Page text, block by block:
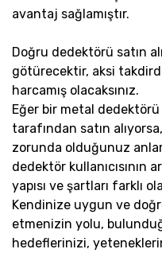
avantaj sağlamıştır.
Doğru dedektörü satın
götürecektir, aksi
harcamış olacaksınız.
Eğer bir metal
tarafından satın
zorunda olduğunuz
dedektör kullanıcısının
yapısı ve şartları farklı
Kendinize uygun ve
etmenizin yolu,
hedeflerinizi,